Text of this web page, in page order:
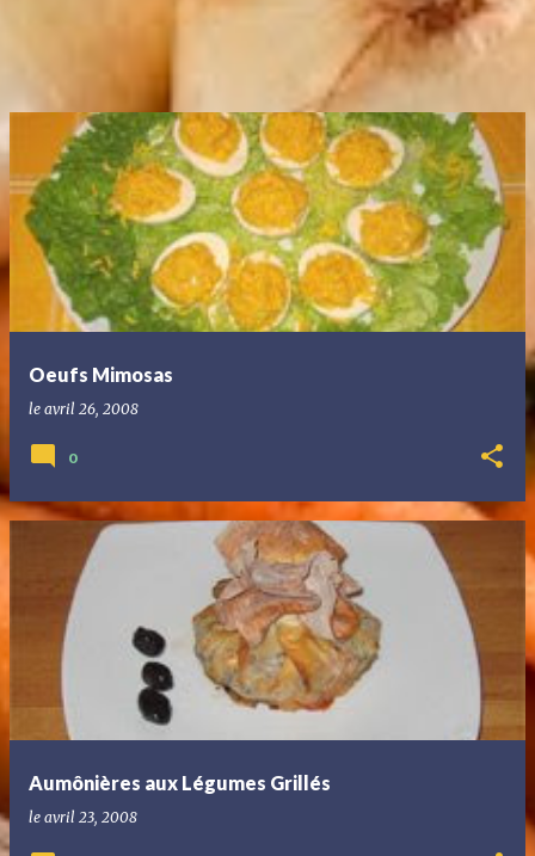
Oeufs Mimosas
le avril 26, 2008
0
Aumônières aux Légumes Grillés
le avril 23, 2008